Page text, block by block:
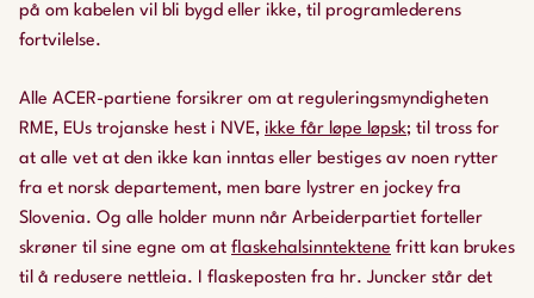
på om kabelen vil bli bygd eller ikke, til programlederens
fortvilelse.
Alle ACER-partiene forsikrer om at reguleringsmyndigheten
RME, EUs trojanske hest i NVE, ikke får løpe løpsk; til tross for
at alle vet at den ikke kan inntas eller bestiges av noen rytter
fra et norsk departement, men bare lystrer en jockey fra
Slovenia. Og alle holder munn når Arbeiderpartiet forteller
skrøner til sine egne om at flaskehalsinntektene fritt kan brukes
til å redusere nettleia. I flaskeposten fra hr. Juncker står det